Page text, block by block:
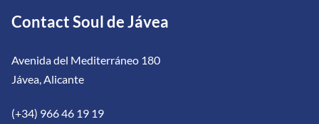
Contact Soul de Jávea
Avenida del Mediterráneo 180
Jávea, Alicante
(+34) 966 46 19 19